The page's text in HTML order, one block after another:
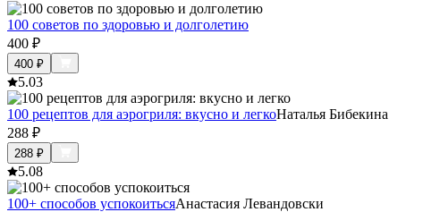
100 советов по здоровью и долголетию
400 ₽
400 ₽
5.03
100 рецептов для аэрогриля: вкусно и легкоНаталья Бибекина
288 ₽
288 ₽
5.08
100+ способов успокоитьсяАнастасия Левандовски